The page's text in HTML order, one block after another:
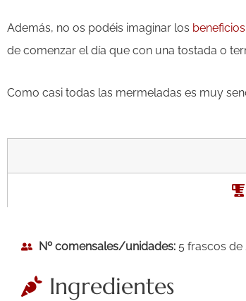
Además, no os podéis imaginar los
de comenzar el día que con una tostada o
Como casi todas las mermeladas es muy
Nº comensales/unidades: 5 frascos
Ingredientes